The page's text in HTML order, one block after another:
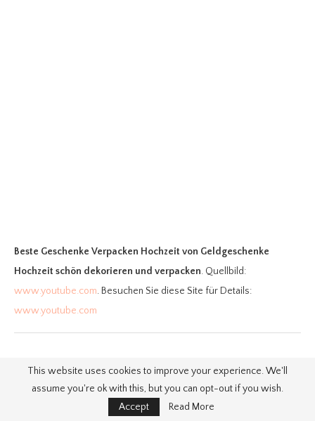
Beste Geschenke Verpacken Hochzeit von Geldgeschenke
Hochzeit schön dekorieren und verpacken. Quellbild:
www.youtube.com. Besuchen Sie diese Site für Details:
www.youtube.com
10. Eisbaumkuchen Hochzeitsideen
This website uses cookies to improve your experience. We'll
assume you're ok with this, but you can opt-out if you wish.
Accept
Read More